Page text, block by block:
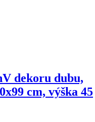
V dekoru dubu,
cm, výška 45